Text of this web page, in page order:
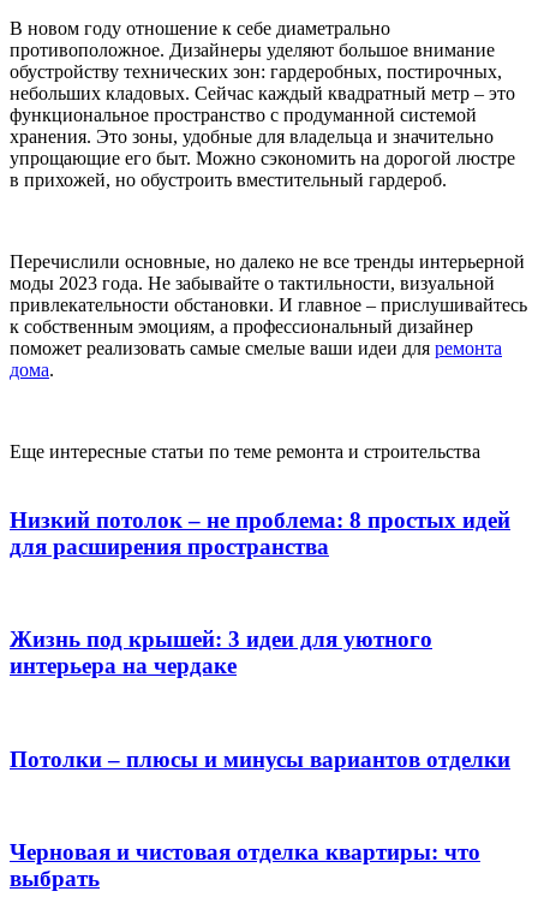
В новом году отношение к себе диаметрально
противоположное. Дизайнеры уделяют большое внимание
обустройству технических зон: гардеробных, постирочных,
небольших кладовых. Сейчас каждый квадратный метр – это
функциональное пространство с продуманной системой
хранения. Это зоны, удобные для владельца и значительно
упрощающие его быт. Можно сэкономить на дорогой люстре
в прихожей, но обустроить вместительный гардероб.
Перечислили основные, но далеко не все тренды интерьерной
моды 2023 года. Не забывайте о тактильности, визуальной
привлекательности обстановки. И главное – прислушивайтесь
к собственным эмоциям, а профессиональный дизайнер
поможет реализовать самые смелые ваши идеи для ремонта
дома.
Еще интересные статьи по теме ремонта и строительства
Низкий потолок – не проблема: 8 простых идей
для расширения пространства
Жизнь под крышей: 3 идеи для уютного
интерьера на чердаке
Потолки – плюсы и минусы вариантов отделки
Черновая и чистовая отделка квартиры: что
выбрать